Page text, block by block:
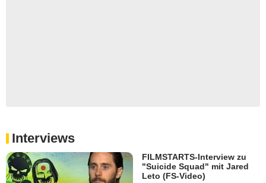
Interviews
FILMSTARTS-Interview zu
"Suicide Squad" mit Jared
Leto (FS-Video)